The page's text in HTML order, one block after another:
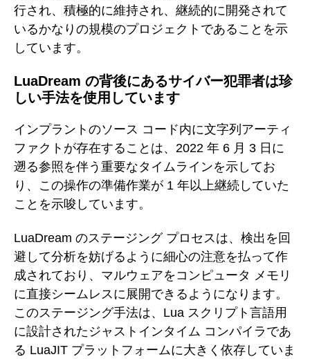
行され、積極的に維持され、継続的に開発されて
いるかなりの規模のプロジェクトであることを示
しています。
LuaDream の背後にあるサイバー犯罪者は珍
しい手法を使用しています
インプラントのソース コード内に文字列アーティ
ファクトが存在することは、2022 年 6 月 3 日に
遡る参照を伴う重要なタイムラインを示してお
り、この操作の準備作業が 1 年以上継続していた
ことを示唆しています。
LuaDream のステージング プロセスは、検出を回
避して分析を妨げるように細心の注意を払って作
成されており、マルウェアをコンピュータ メモリ
に直接シームレスに展開できるようになります。
このステージング手法は、Lua スクリプト言語用
に設計されたジャストインタイム コンパイラであ
る LuaJIT プラットフォームに大きく依存していま